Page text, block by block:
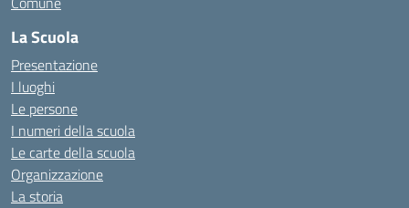
La Scuola
Presentazione
I luoghi
Le persone
I numeri della scuola
Le carte della scuola
Organizzazione
La storia